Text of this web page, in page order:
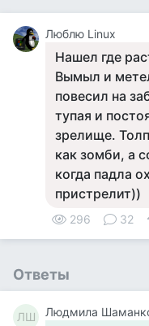
Люблю Linux
Нашел где
Вымыл и
повесил на
тупая и
зрелище.
как зомби, а
когда падла
пристрелит))
296 32
Ответы
ЛШ Людмила